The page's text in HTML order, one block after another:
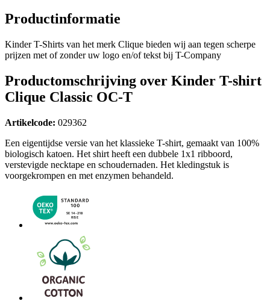
Productinformatie
Kinder T-Shirts van het merk Clique bieden wij aan tegen scherpe
prijzen met of zonder uw logo en/of tekst bij T-Company
Productomschrijving over Kinder T-shirt
Clique Classic OC-T
Artikelcode: 029362
Een eigentijdse versie van het klassieke T-shirt, gemaakt van 100%
biologisch katoen. Het shirt heeft een dubbele 1x1 ribboord,
verstevigde necktape en schoudernaden. Het kledingstuk is
voorgekrompen en met enzymen behandeld.